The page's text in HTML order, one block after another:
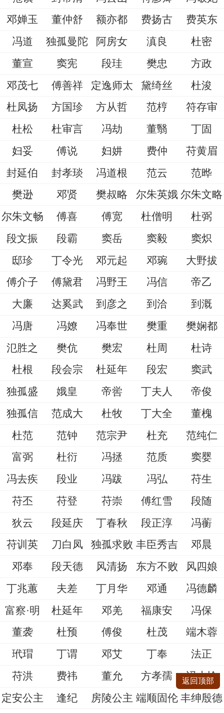
邓婵玉
董仲舒 额亦都 费扬古
费英东
冯道
独孤曼陀 阿房女 滇良
杜密
董宣
窦宪 段珪 樊忠
方政
邓茂七
傅善祥 定逸师太 黛绮丝
杜浚
杜凤扬
方国珍 方从哲 范梈
符存审
杜松
杜审言 冯劫 董翳
丁固
妇妥
傅说 妇妌 费仲
苻黄眉
封延伯
封孝琰 冯道根 范云
范晔
樊逊
邓贤 樊叔略 尔朱英娥 尔朱文略
尔朱文畅
傅喜 傅宽 杜僧明
杜弼
段文振
段霸 窦岳 窦毅
窦炽
邸珍
丁令光 邓元起 邓琬
大野拔
傅介子
傅黛君 冯野王 冯信
帝乙
大廉
达奚武 到彦之 到洽
到溉
冯唐
冯嫽 冯奉世 樊重
樊娴都
氾胜之
樊伉 樊宏 杜周
杜诗
杜根
段会宗 杜延年 段宏
窦武
独孤盛
娥皇 帝喾 丁夫人
帝俊
独孤信
范成大 杜牧 丁大全
董槐
杜范
范钟 范宗尹 杜充
范纯仁
富弼
杜衍 冯拯 范质
窦婴
冯去疾
段业 冯跋 冯弘
苻生
苻丕
苻登 苻崇 傅红雪
段随
狄云
段延庆 丁春秋 段正淳
冯蘅
苻训英
刀白凤 独孤求败 丰臣秀吉
邓晨
邓奉
段天德 风清扬 东方不败
风四娘
丁兆蕙
夫差 丁月华 邓通
冯德麟
富察·明
杜延年 邓羌 福康安
冯保
董袭
杜预 傅俊 杜茂
端木蓉
玳瑁
丁谓 邓艾 丁奉
法正
苻洪
费祎 董允 方孝孺
冯小怜
定安公主
逢纪 房陵公主 端顺固伦 丰绅殷德
返回顶部